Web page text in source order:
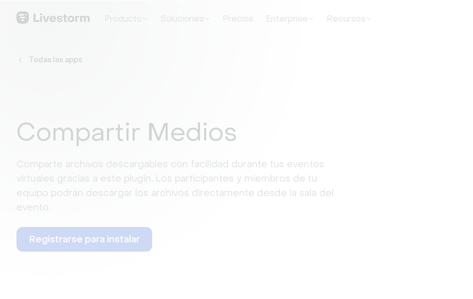
Producto Soluciones Precios Enterprise Recursos
Todas las apps
Compartir Medios
Comparte archivos descargables con facilidad durante tus eventos
virtuales gracias a este plugin. Los participantes y miembros de tu
equipo podrán descargar los archivos directamente desde la sala del
evento.
Registrarse para instalar